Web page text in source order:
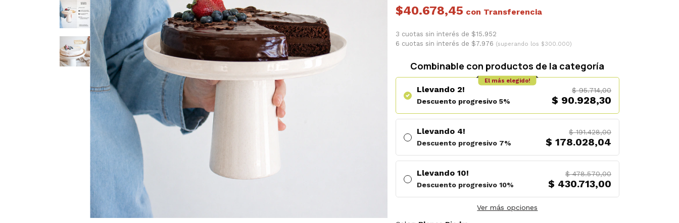
$40.678,45 con
3 cuotas sin interés de $15.952
6 cuotas sin interés de $7.976 (superando los $300.000)
Combinable con productos de la categoría
Llevando 2!
Descuento progresivo 5%
$ 95.714,00
$ 90.928,30
El más elegido!
Llevando 4!
Descuento progresivo 7%
$ 191.428,00
$ 178.028,04
Llevando 10!
Descuento progresivo 10%
$ 478.570,00
$ 430.713,00
Ver más opciones